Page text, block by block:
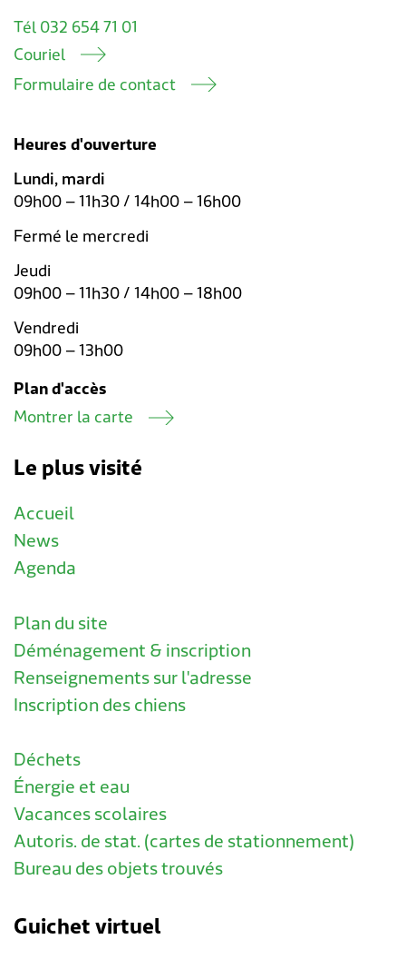
Tél 032 654 71 01
Couriel
Formulaire de contact
Heures d'ouverture
Lundi, mardi
09h00 – 11h30 / 14h00 – 16h00
Fermé le mercredi
Jeudi
09h00 – 11h30 / 14h00 – 18h00
Vendredi
09h00 – 13h00
Plan d'accès
Montrer la carte
Le plus visité
Accueil
News
Agenda
Plan du site
Déménagement & inscription
Renseignements sur l'adresse
Inscription des chiens
Déchets
Énergie et eau
Vacances scolaires
Autoris. de stat. (cartes de stationnement)
Bureau des objets trouvés
Guichet virtuel